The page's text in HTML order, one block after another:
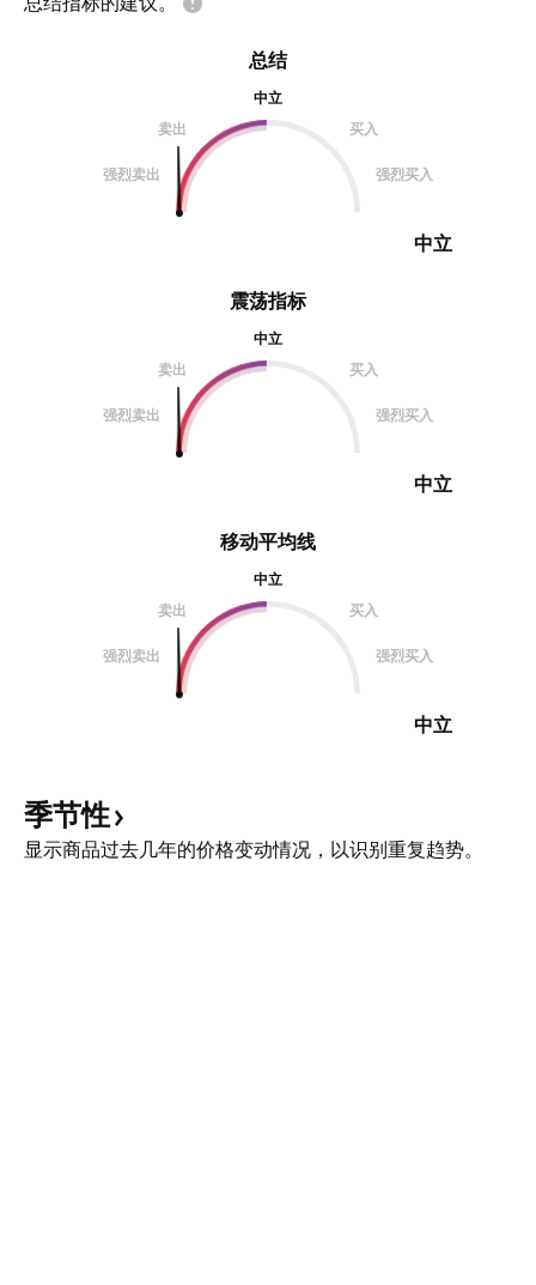
震荡指标
中立
卖出
买入
强烈卖出 强烈买入
中立
总结
中立
卖出
买入
强烈卖出 强烈买入
中立
移动平均线
中立
卖出
买入
强烈卖出 强烈买入
中立
季节性
显示商品过去几年的价格变动情况，以识别重复趋势。